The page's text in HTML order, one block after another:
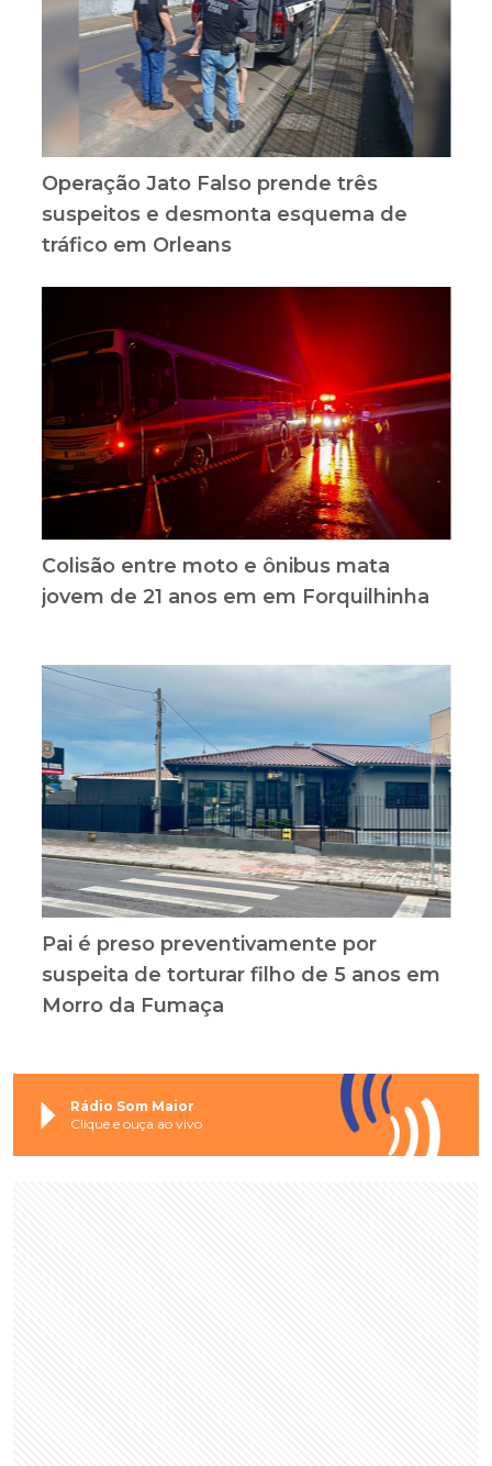
Operação Jato Falso prende três
suspeitos e desmonta esquema de
tráfico em Orleans
Colisão entre moto e ônibus mata
jovem de 21 anos em em Forquilhinha
Pai é preso preventivamente por
suspeita de torturar filho de 5 anos em
Morro da Fumaça
Rádio Som Maior
Clique e ouça ao vivo